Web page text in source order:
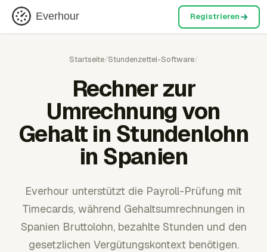
Everhour Registrieren
Startseite/Stundenzettel-Software/
Rechner zur
Umrechnung von
Gehalt in Stundenlohn
in Spanien
Everhour unterstützt die Payroll-Prüfung mit
Timecards, während Gehaltsumrechnungen in
Spanien Bruttolohn, bezahlte Stunden und den
gesetzlichen Vergütungskontext benötigen.